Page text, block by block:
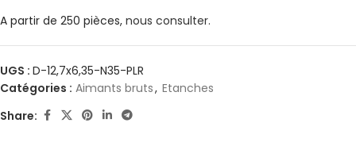
A partir de 250 pièces, nous consulter.
UGS : D-12,7x6,35-N35-PLR
Catégories : Aimants bruts, Etanches
Share: